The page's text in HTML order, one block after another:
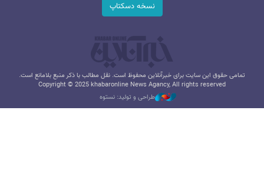
نسخه دسکتاپ
تمامی حقوق این سایت برای خبرآنلاین محفوظ است. نقل مطالب با ذکر منبع بلامانع است.
Copyright © 2025 khabaronline News Agancy, All rights reserved
طراحی و تولید: نستوه